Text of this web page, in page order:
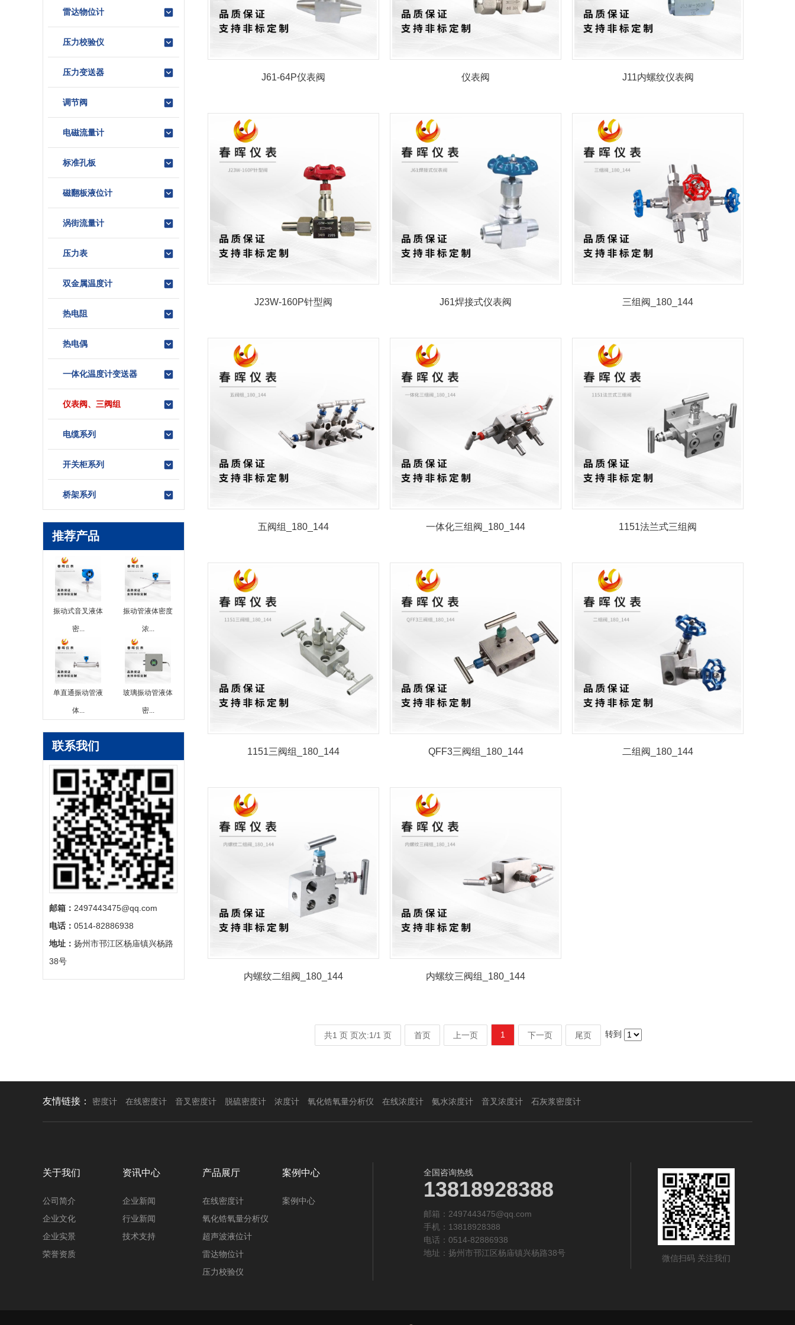
雷达物位计
压力校验仪
压力变送器
调节阀
电磁流量计
标准孔板
磁翻板液位计
涡街流量计
压力表
双金属温度计
热电阻
热电偶
一体化温度计变送器
仪表阀、三阀组
电缆系列
开关柜系列
桥架系列
推荐产品
振动式音叉液体
密...
振动管液体密度
浓...
单直通振动管液
体...
玻璃振动管液体
密...
联系我们
邮箱： 2497443475@qq.com
电话： 0514-82886938
地址： 扬州市邗江区杨庙镇兴杨路
38号
J61-64P仪表阀 仪表阀 J11内螺纹仪表阀
J23W-160P针型阀 J61焊接式仪表阀 三组阀_180_144
五阀组_180_144 一体化三组阀_180_144 1151法兰式三组阀
1151三阀组_180_144 QFF3三阀组_180_144 二组阀_180_144
内螺纹二组阀_180_144 内螺纹三阀组_180_144
共1 页 页次:1/1 页 首页 上一页 1 下一页 尾页 转到
友情链接： 密度计 在线密度计 音叉密度计 脱硫密度计 浓度计 氧化锆氧量分析仪 在线浓度计 氨水浓度计 音叉浓度计 石灰浆密度计
关于我们
公司简介
企业文化
企业实景
荣誉资质
资讯中心
企业新闻
行业新闻
技术支持
产品展厅
在线密度计
氧化锆氧量分析仪
超声波液位计
雷达物位计
压力校验仪
案例中心
案例中心
微信扫码 关注我们
全国咨询热线
13818928388
邮箱：2497443475@qq.com
手机：13818928388
电话：0514-82886938
地址：扬州市邗江区杨庙镇兴杨路38号